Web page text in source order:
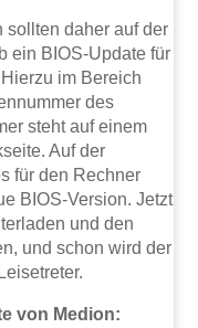
sollten daher auf der
ein BIOS-Update für
im Bereich
des
steht auf einem
Auf der
für den Rechner
BIOS-Version. Jetzt
und den
und schon wird der
von Medion: